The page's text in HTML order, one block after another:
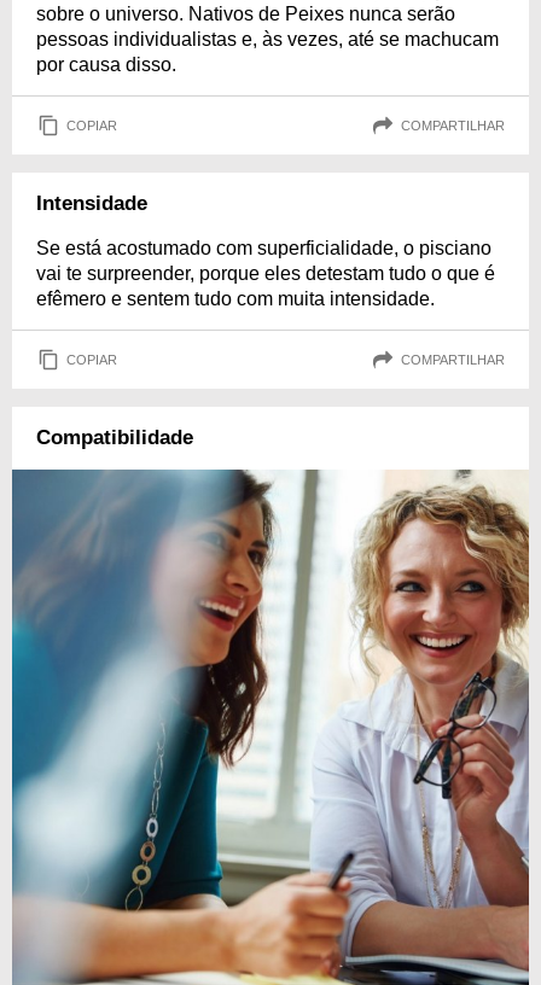
sobre o universo. Nativos de Peixes nunca serão
pessoas individualistas e, às vezes, até se machucam
por causa disso.
COPIAR COMPARTILHAR
Intensidade
Se está acostumado com superficialidade, o pisciano
vai te surpreender, porque eles detestam tudo o que é
efêmero e sentem tudo com muita intensidade.
COPIAR COMPARTILHAR
Compatibilidade